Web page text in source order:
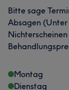
Bitte sage
Absagen
Montag
Dienstag